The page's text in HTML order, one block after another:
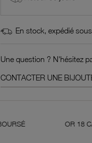
En stock, expédié
Une question ? N'hésitez
CONTACTER UNE
OR 18 CARATS 750